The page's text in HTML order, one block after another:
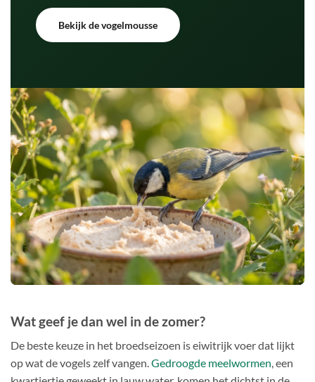
Bekijk de vogelmousse
Wat geef je dan wel in de zomer?
De beste keuze in het broedseizoen is eiwitrijk voer dat lijkt
op wat de vogels zelf vangen.Gedroogde meelwormen, een